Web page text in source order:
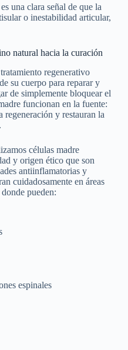
una clara señal de que la
o inestabilidad articular,
natural hacia la curación
regenerativo
su cuerpo para reparar y
de simplemente bloquear el
funcionan en la fuente:
y restauran la
células madre
y origen ético que son
antiinflamatorias y
cuidadosamente en áreas
pueden:
espinales